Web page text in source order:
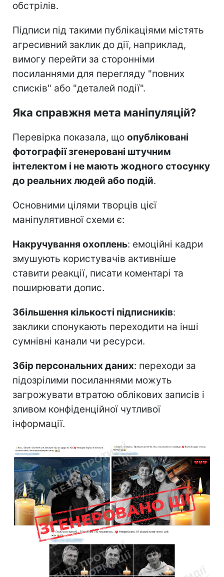
обстрілів.
Підписи під такими публікаціями містять
агресивний заклик до дії, наприклад,
вимогу перейти за сторонніми
посиланнями для перегляду "повних
списків" або "деталей події".
Яка справжня мета маніпуляцій?
Перевірка показала, що опубліковані
фотографії згенеровані штучним
інтелектом і не мають жодного стосунку
до реальних людей або подій.
Основними цілями творців цієї
маніпулятивної схеми є:
Накручування охоплень: емоційні кадри
змушують користувачів активніше
ставити реакції, писати коментарі та
поширювати допис.
Збільшення кількості підписників:
заклики спонукають переходити на інші
сумнівні канали чи ресурси.
Збір персональних даних: переходи за
підозрілими посиланнями можуть
загрожувати втратою облікових записів і
зливом конфіденційної чутливої
інформації.